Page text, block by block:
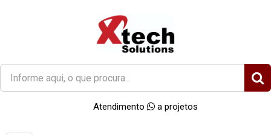
O
que
você
Atendimento a projetos